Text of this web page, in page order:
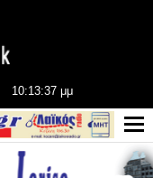
10:13:38 μμ